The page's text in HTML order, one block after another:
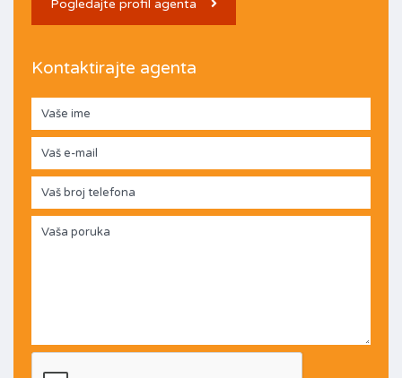
Pogledajte profil agenta
Kontaktirajte agenta